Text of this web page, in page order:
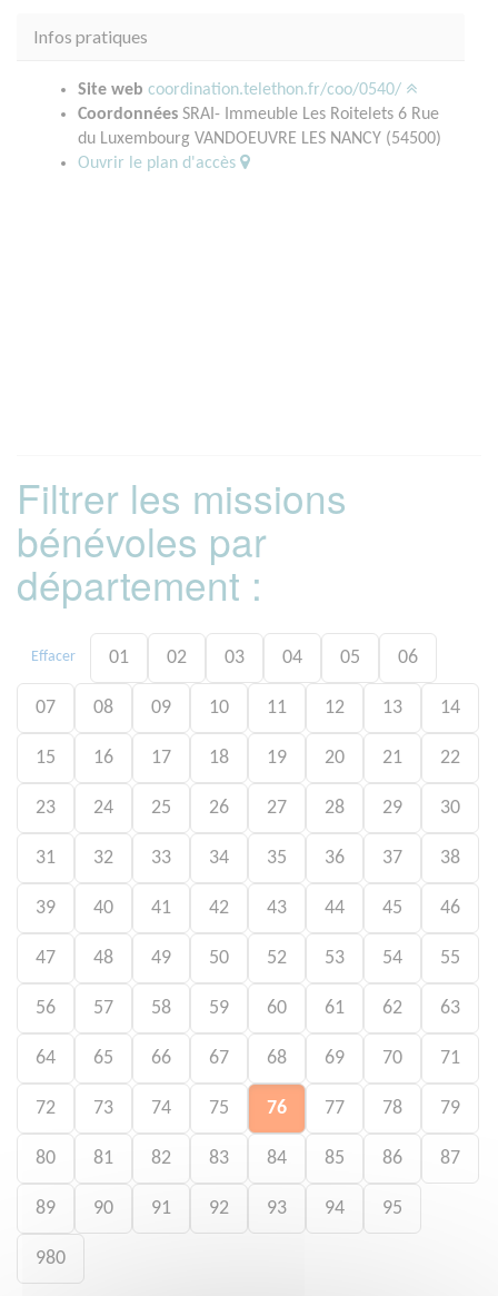
Infos pratiques
Site web coordination.telethon.fr/coo/0540/
Coordonnées SRAI- Immeuble Les Roitelets 6 Rue
du Luxembourg VANDOEUVRE LES NANCY (54500)
Ouvrir le plan d'accès
Filtrer les missions
bénévoles par
département :
Effacer 01 02 03 04 05 06
07 08 09 10 11 12 13 14
15 16 17 18 19 20 21 22
23 24 25 26 27 28 29 30
31 32 33 34 35 36 37 38
39 40 41 42 43 44 45 46
47 48 49 50 52 53 54 55
56 57 58 59 60 61 62 63
64 65 66 67 68 69 70 71
72 73 74 75 76 77 78 79
80 81 82 83 84 85 86 87
89 90 91 92 93 94 95
980